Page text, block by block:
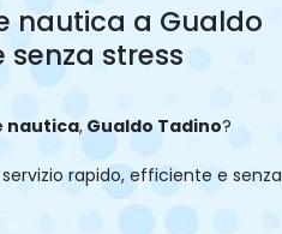
nautica a Gualdo
senza stress
nautica, Gualdo Tadino?
rapido, efficiente e senza